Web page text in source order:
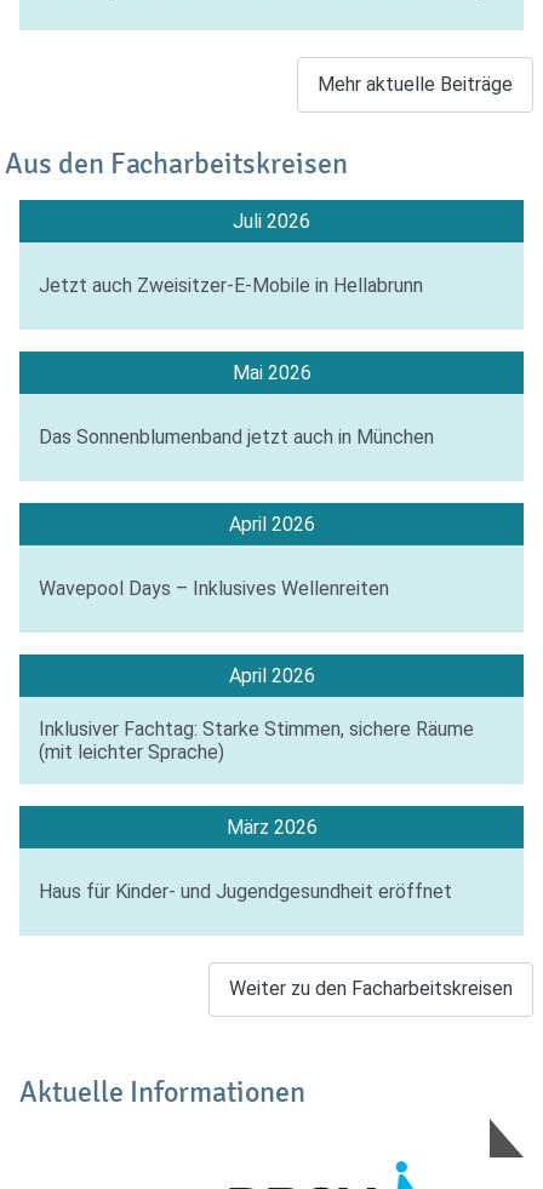
Mehr aktuelle Beiträge
Aus den Facharbeitskreisen
Juli 2026
Jetzt auch Zweisitzer-E-Mobile in Hellabrunn
Mai 2026
Das Sonnenblumenband jetzt auch in München
April 2026
Wavepool Days – Inklusives Wellenreiten
April 2026
Inklusiver Fachtag: Starke Stimmen, sichere Räume
(mit leichter Sprache)
März 2026
Haus für Kinder- und Jugendgesundheit eröffnet
Weiter zu den Facharbeitskreisen
Aktuelle Informationen